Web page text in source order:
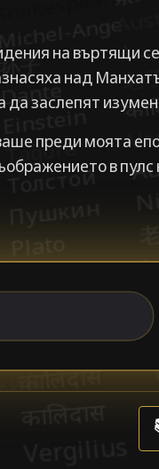
на въртящи
над
да заслепят
преди моята
в пулс